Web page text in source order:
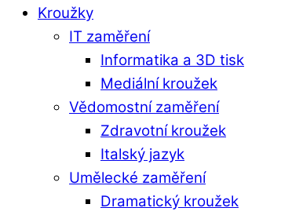
Kroužky
IT zaměření
Informatika a 3D tisk
Mediální kroužek
Vědomostní zaměření
Zdravotní kroužek
Italský jazyk
Umělecké zaměření
Dramatický kroužek